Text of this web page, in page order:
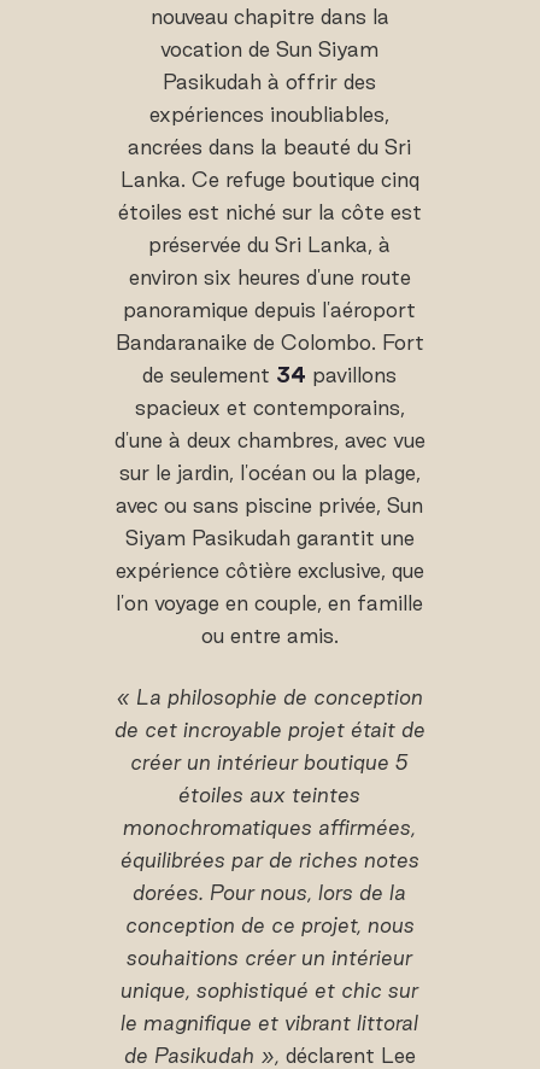
nouveau chapitre dans la
vocation de Sun Siyam
Pasikudah à offrir des
expériences inoubliables,
ancrées dans la beauté du Sri
Lanka. Ce refuge boutique cinq
étoiles est niché sur la côte est
préservée du Sri Lanka, à
environ six heures d'une route
panoramique depuis l'aéroport
Bandaranaike de Colombo. Fort
de seulement 34 pavillons
spacieux et contemporains,
d'une à deux chambres, avec vue
sur le jardin, l'océan ou la plage,
avec ou sans piscine privée, Sun
Siyam Pasikudah garantit une
expérience côtière exclusive, que
l'on voyage en couple, en famille
ou entre amis.
« La philosophie de conception
de cet incroyable projet était de
créer un intérieur boutique 5
étoiles aux teintes
monochromatiques affirmées,
équilibrées par de riches notes
dorées. Pour nous, lors de la
conception de ce projet, nous
souhaitions créer un intérieur
unique, sophistiqué et chic sur
le magnifique et vibrant littoral
de Pasikudah », déclarent Lee